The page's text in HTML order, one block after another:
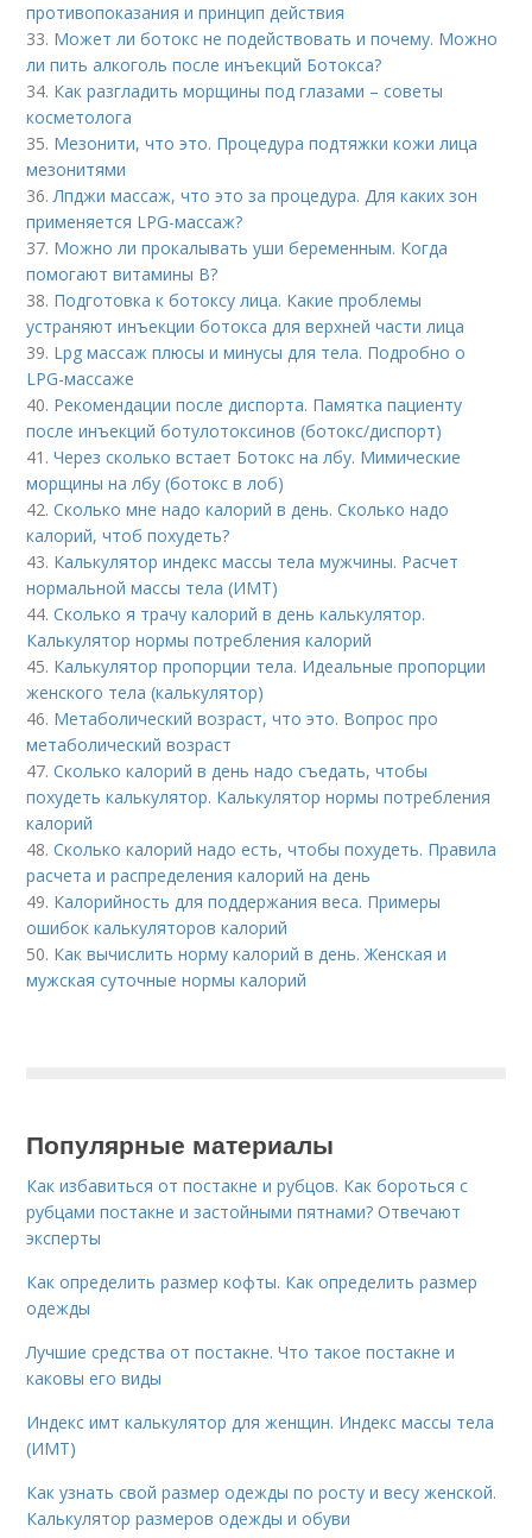
противопоказания и принцип действия
33. Может ли ботокс не подействовать и почему. Можно
ли пить алкоголь после инъекций Ботокса?
34. Как разгладить морщины под глазами – советы
косметолога
35. Мезонити, что это. Процедура подтяжки кожи лица
мезонитями
36.Лпджи массаж, что это за процедура. Для каких зон
применяется LPG-массаж?
37. Можно ли прокалывать уши беременным. Когда
помогают витамины B?
38. Подготовка к ботоксу лица. Какие проблемы
устраняют инъекции ботокса для верхней части лица
39. Lpg массаж плюсы и минусы для тела. Подробно о
LPG-массаже
40. Рекомендации после диспорта. Памятка пациенту
после инъекций ботулотоксинов (ботокс/диспорт)
41.Через сколько встает Ботокс на лбу. Мимические
морщины на лбу (ботокс в лоб)
42.Сколько мне надо калорий в день. Сколько надо
калорий, чтоб похудеть?
43. Калькулятор индекс массы тела мужчины. Расчет
нормальной массы тела (ИМТ)
44.Сколько я трачу калорий в день калькулятор.
Калькулятор нормы потребления калорий
45. Калькулятор пропорции тела. Идеальные пропорции
женского тела (калькулятор)
46. Метаболический возраст, что это. Вопрос про
метаболический возраст
47.Сколько калорий в день надо съедать, чтобы
похудеть калькулятор. Калькулятор нормы потребления
калорий
48.Сколько калорий надо есть, чтобы похудеть. Правила
расчета и распределения калорий на день
49. Калорийность для поддержания веса. Примеры
ошибок калькуляторов калорий
50. Как вычислить норму калорий в день. Женская и
мужская суточные нормы калорий
Популярные материалы
Как избавиться от постакне и рубцов. Как бороться с
рубцами постакне и застойными пятнами? Отвечают
эксперты
Как определить размер кофты. Как определить размер
одежды
Лучшие средства от постакне. Что такое постакне и
каковы его виды
Индекс имт калькулятор для женщин. Индекс массы тела
(ИМТ)
Как узнать свой размер одежды по росту и весу женской.
Калькулятор размеров одежды и обуви